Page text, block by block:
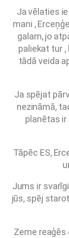
Javēlaties
mani ,
galam, jo
paliekat tur
tādā veida
Ja spējat
nezināmā,
planētas ir
Tāpēc ES,
Jums ir
jūs, spēj
Zeme reaģēs